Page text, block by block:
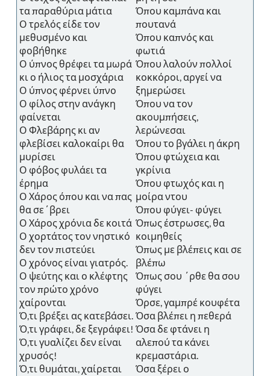
τα παραθύρια μάτια
Ο τρελός είδε τον
μεθυσμένο και
φοβήθηκε
Ο ύπνος θρέφει τα μωρά
κι ο ήλιος τα μοσχάρια
Ο ύπνος φέρνει ύπνο
Ο φίλος στην ανάγκη
φαίνεται
Ο Φλεβάρης κι αν
φλεβίσει καλοκαίρι θα
μυρίσει
Ο φόβος φυλάει τα
έρημα
Ο Χάρος όπου και να πας
θα σε΄βρει
Ο Χάρος χρόνια δε κοιτά
Ο χορτάτος τον νηστικό
δεν τον πιστεύει
Ο χρόνος είναι γιατρός.
Ο ψεύτης και ο κλέφτης
τον πρώτο χρόνο
χαίρονται
Ό,τι βρέξει ας κατεβάσει.
Ό,τι γράφει, δε ξεγράφει!
Ό,τι γυαλίζει δεν είναι
χρυσός!
Ό,τι θυμάται, χαίρεται
Όπου καμπάνα και
πουτανά
Όπου καπνός και
φωτιά
Όπου λαλούν πολλοί
κοκκόροι, αργεί να
ξημερώσει
Όπου να τον
ακουμπήσεις,
λερώνεσαι
Όπου το βγάλει η άκρη
Όπου φτώχεια και
γκρίνια
Όπου φτωχός και η
μοίρα ντου
Όπου φύγει- φύγει
Όπως έστρωσες, θα
κοιμηθείς
Όπως με βλέπεις και σε
βλέπω
Όπως σου ΄ρθε θα σου
φύγει
Όρσε, γαμπρέ κουφέτα
Όσα βλέπει η πεθερά
Όσα δε φτάνει η
αλεπού τα κάνει
κρεμαστάρια.
Όσα ξέρει ο